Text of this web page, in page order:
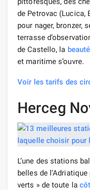
de Petrovac (Lucica,
pour nager, bronzer,
terrasse
de Castello, la beauté
et maritime s’ouvre.
Voir les tarifs des
Herceg
L’une des stations
belles de
verts » de toute la